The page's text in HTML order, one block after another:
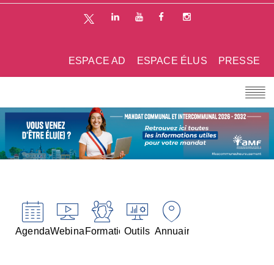
PRESSE
ESPACE ÉLUS
ESPACE AD
AgendaWebinairesFormationsOutils Annuaires